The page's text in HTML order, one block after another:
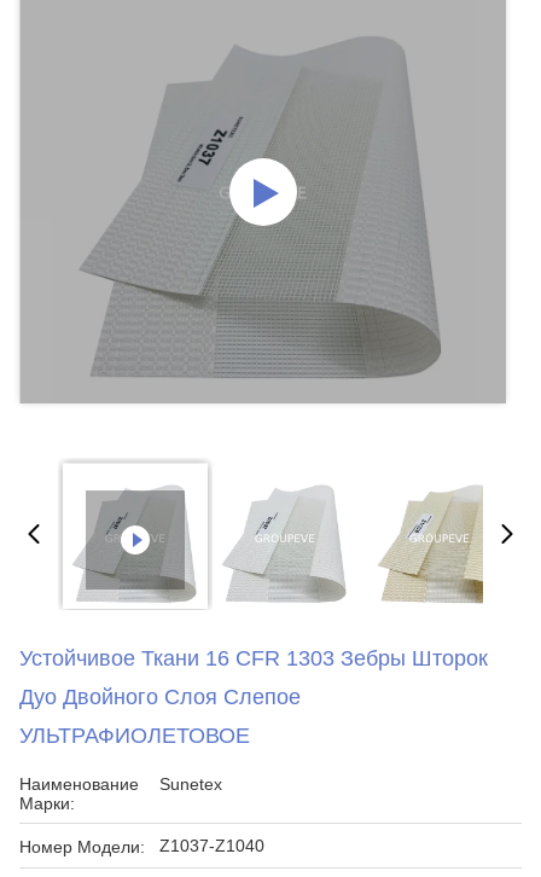
Устойчивое Ткани 16 CFR 1303 Зебры Шторок
Дуо Двойного Слоя Слепое
УЛЬТРАФИОЛЕТОВОЕ
Наименование
Марки:
Sunetex
Номер Модели: Z1037-Z1040